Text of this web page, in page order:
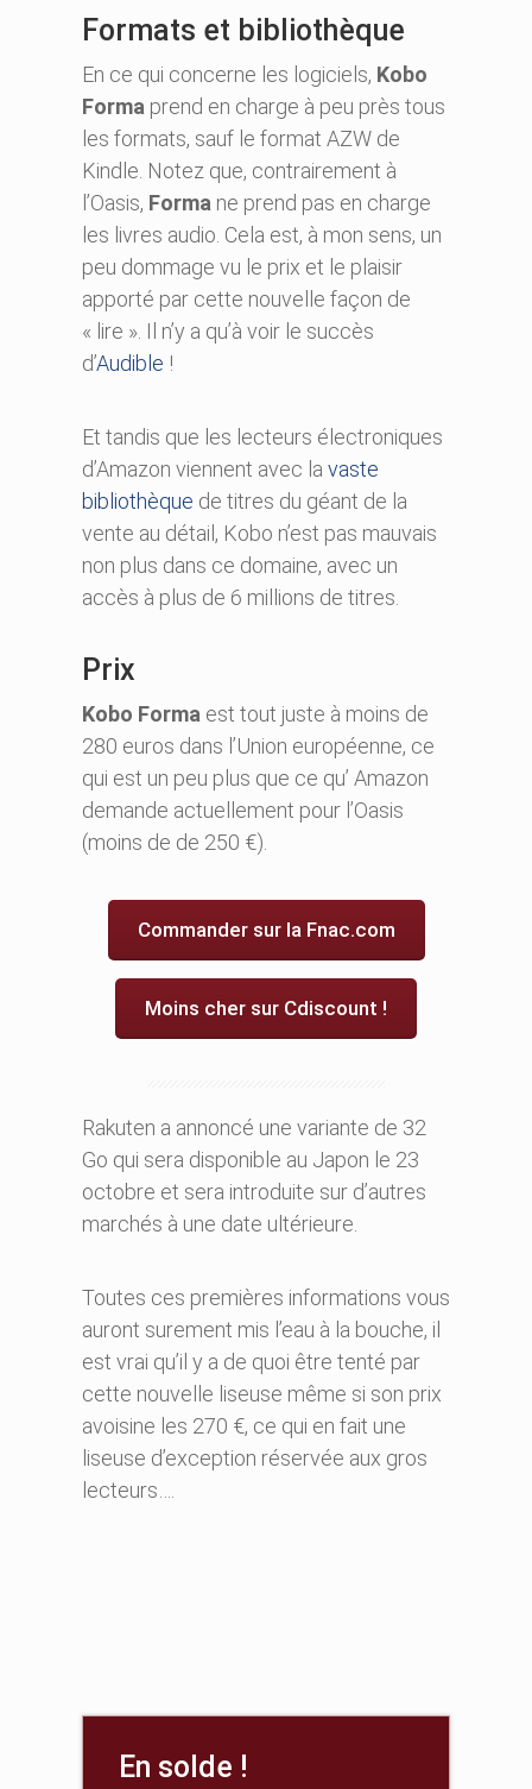
Formats et bibliothèque
En ce qui concerne les logiciels, Kobo
Forma prend en charge à peu près tous
les formats, sauf le format AZW de
Kindle. Notez que, contrairement à
l’Oasis, Forma ne prend pas en charge
les livres audio. Cela est, à mon sens, un
peu dommage vu le prix et le plaisir
apporté par cette nouvelle façon de
« lire ». Il n’y a qu’à voir le succès
d’Audible !
Et tandis que les lecteurs électroniques
d’Amazon viennent avec la vaste
bibliothèque de titres du géant de la
vente au détail, Kobo n’est pas mauvais
non plus dans ce domaine, avec un
accès à plus de 6 millions de titres.
Prix
Kobo Forma est tout juste à moins de
280 euros dans l’Union européenne, ce
qui est un peu plus que ce qu’ Amazon
demande actuellement pour l’Oasis
(moins de de 250 €).
Commander sur la Fnac.com
Moins cher sur Cdiscount !
Rakuten a annoncé une variante de 32
Go qui sera disponible au Japon le 23
octobre et sera introduite sur d’autres
marchés à une date ultérieure.
Toutes ces premières informations vous
auront surement mis l’eau à la bouche, il
est vrai qu’il y a de quoi être tenté par
cette nouvelle liseuse même si son prix
avoisine les 270 €, ce qui en fait une
liseuse d’exception réservée aux gros
lecteurs….
En solde !